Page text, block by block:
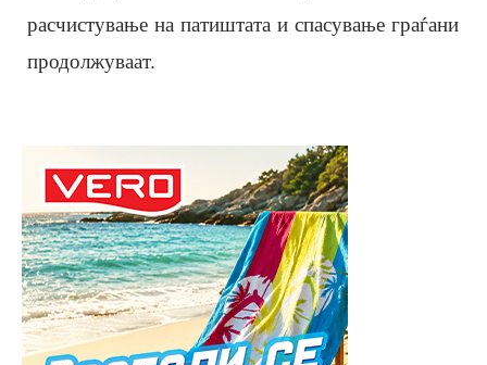
расчистување на патиштата и спасување граѓани
продолжуваат.